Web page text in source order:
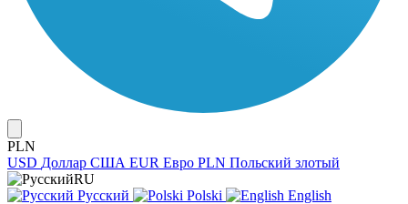
PLN
USD Доллар США EUR Евро PLN Польский злотый
RU
Русский
Polski English